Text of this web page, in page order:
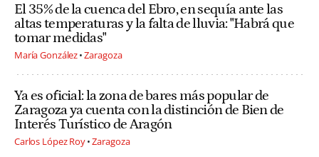
El 35% de la cuenca del Ebro, en sequía ante las
altas temperaturas y la falta de lluvia: "Habrá que
tomar medidas"
María González Zaragoza
Ya es oficial: la zona de bares más popular de
Zaragoza ya cuenta con la distinción de Bien de
Interés Turístico de Aragón
Carlos López Roy Zaragoza